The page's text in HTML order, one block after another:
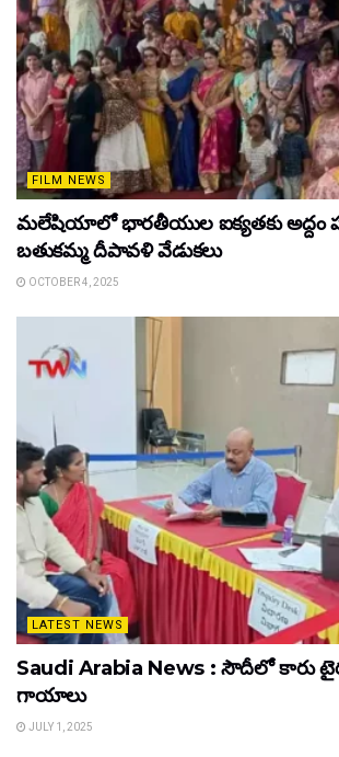
FILM NEWS
మలేషియాలో భారతీయుల ఐక్యతకు అద్దం
బతుకమ్మ దీపావళి వేడుకలు
OCTOBER 4, 2025
LATEST NEWS
Saudi Arabia News : సౌదీలో కారు
గాయాలు
JULY 1, 2025